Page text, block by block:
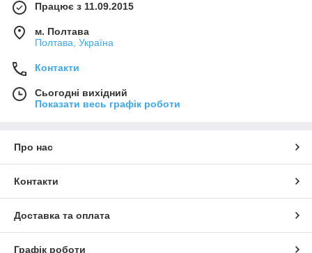
Працює з 11.09.2015
м. Полтава
Полтава, Україна
Контакти
Сьогодні вихідний
Показати весь графік роботи
Про нас
Контакти
Доставка та оплата
Графік роботи